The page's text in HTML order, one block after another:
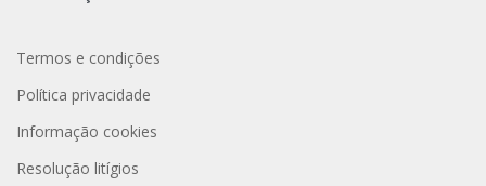
Termos e condições
Política privacidade
Informação cookies
Resolução litígios